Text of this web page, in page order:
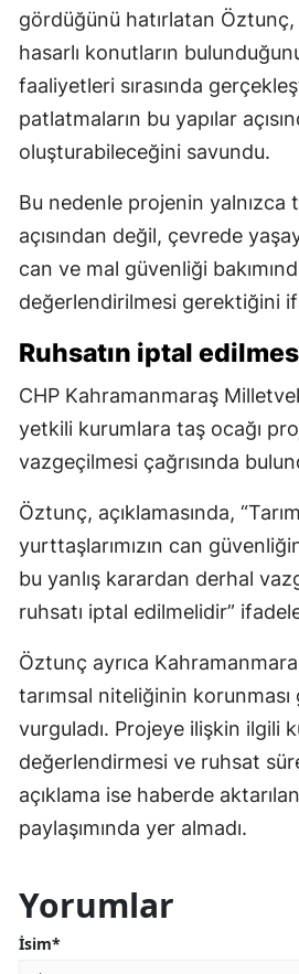
gördüğünü hatırlatan
hasarlı konutların
faaliyetleri sırasında
patlatmaların bu yapılar
oluşturabileceğini savundu.
Bu nedenle projenin yalnızca
açısından değil, çevrede
can ve mal güvenliği
değerlendirilmesi gerektiğini
Ruhsatın iptal
CHP Kahramanmaraş
yetkili kurumlara taş ocağı
vazgeçilmesi çağrısında
Öztunç, açıklamasında,
yurttaşlarımızın can
bu yanlış karardan derhal
ruhsatı iptal edilmelidir”
Öztunç ayrıca Kahramanmaraş
tarımsal niteliğinin
vurguladı. Projeye ilişkin ilgili
değerlendirmesi ve ruhsat
açıklama ise haberde
paylaşımında yer almadı.
Yorumlar
İsim*